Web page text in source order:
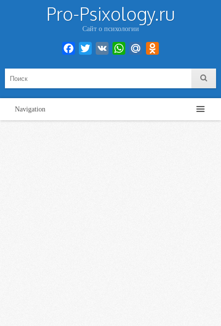
Pro-Psixology.ru
Сайт о психологии
Facebook
Twitter VK WhatsAppMail.Ru
Navigation